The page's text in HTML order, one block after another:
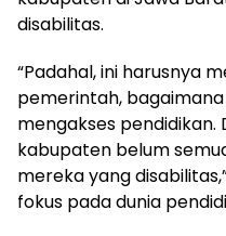
disabilitas.
“Padahal, ini harusnya
pemerintah,
mengakses
kabupaten belum
mereka yang
fokus pada dunia